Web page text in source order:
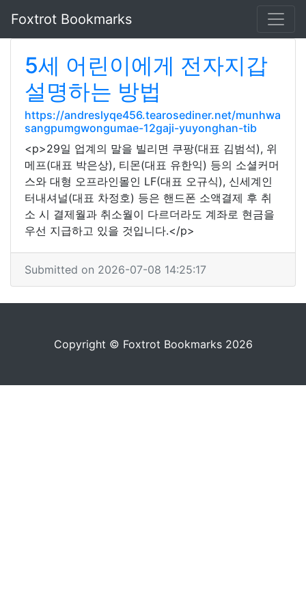
Foxtrot Bookmarks
5세 어린이에게 전자지갑
설명하는 방법
https://andreslyqe456.tearosediner.net/munhwa
sangpumgwongumae-12gaji-yuyonghan-tib
<p>29일 업계의 말을 빌리면 쿠팡(대표 김범석), 위
메프(대표 박은상), 티몬(대표 유한익) 등의 소셜커머
스와 대형 오프라인몰인 LF(대표 오규식), 신세계인
터내셔널(대표 차정호) 등은 핸드폰 소액결제 후 취
소 시 결제월과 취소월이 다르더라도 계좌로 현금을
우선 지급하고 있을 것입니다.</p>
Submitted on 2026-07-08 14:25:17
Copyright © Foxtrot Bookmarks 2026